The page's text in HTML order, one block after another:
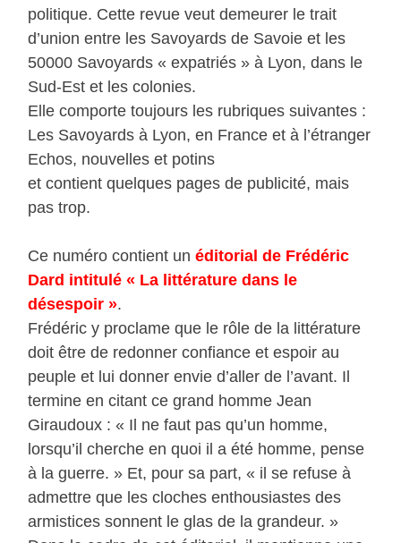
politique. Cette revue veut demeurer le trait
d’union entre les Savoyards de Savoie et les
50000 Savoyards « expatriés » à Lyon, dans le
Sud-Est et les colonies.
Elle comporte toujours les rubriques suivantes :
Les Savoyards à Lyon, en France et à l’étranger
Echos, nouvelles et potins
et contient quelques pages de publicité, mais
pas trop.
Ce numéro contient unéditorial de Frédéric
Dard intitulé « La littérature dans le
désespoir ».
Frédéric y proclame que le rôle de la littérature
doit être de redonner confiance et espoir au
peuple et lui donner envie d’aller de l’avant. Il
termine en citant ce grand homme Jean
Giraudoux : « Il ne faut pas qu’un homme,
lorsqu’il cherche en quoi il a été homme, pense
à la guerre. » Et, pour sa part, « il se refuse à
admettre que les cloches enthousiastes des
armistices sonnent le glas de la grandeur. »